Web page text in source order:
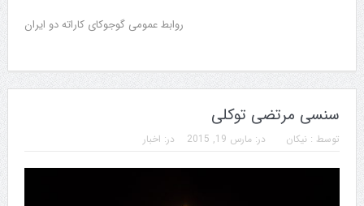
روابط عمومی گوجوکای کاراته دو ایران
سنسی مرتضی توکلی
توسط : نیکان در: مارس 19, 2015 در: اخبار